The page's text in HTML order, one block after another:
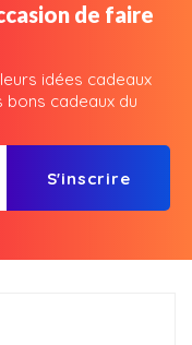
de faire
idées cadeaux
cadeaux du
S'inscrire